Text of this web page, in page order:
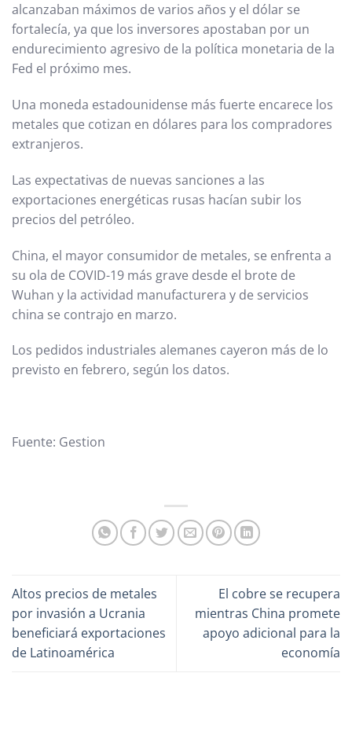
alcanzaban máximos de varios años y el dólar se
fortalecía, ya que los inversores apostaban por un
endurecimiento agresivo de la política monetaria de la
Fed el próximo mes.
Una moneda estadounidense más fuerte encarece los
metales que cotizan en dólares para los compradores
extranjeros.
Las expectativas de nuevas sanciones a las
exportaciones energéticas rusas hacían subir los
precios del petróleo.
China, el mayor consumidor de metales, se enfrenta a
su ola de COVID-19 más grave desde el brote de
Wuhan y la actividad manufacturera y de servicios
china se contrajo en marzo.
Los pedidos industriales alemanes cayeron más de lo
previsto en febrero, según los datos.
Fuente: Gestion
Altos precios de metales
por invasión a Ucrania
beneficiará exportaciones
de Latinoamérica
El cobre se recupera
mientras China promete
apoyo adicional para la
economía